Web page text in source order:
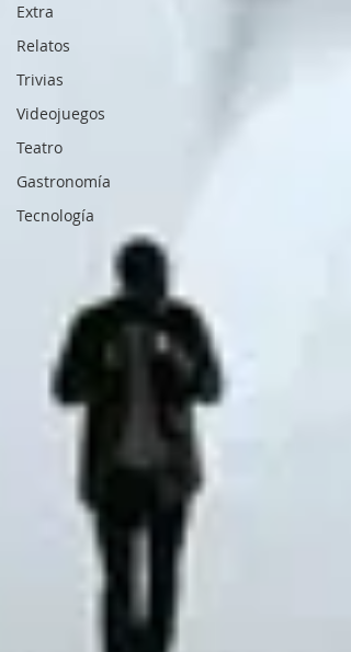
Extra
Relatos
Trivias
Videojuegos
Teatro
Gastronomía
Tecnología